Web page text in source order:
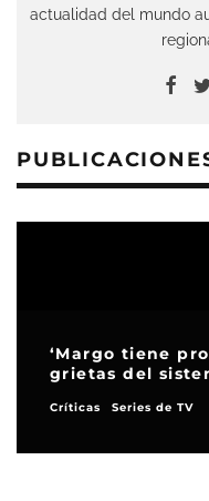
actualidad del mundo
‘Margo tiene
grietas del
Críticas Series de TV